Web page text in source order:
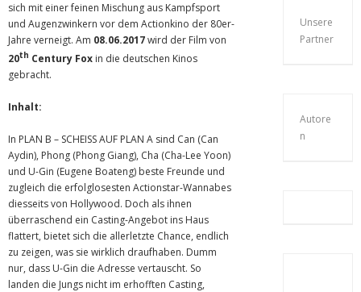
sich mit einer feinen Mischung aus Kampfsport
und Augenzwinkern vor dem Actionkino der 80er-
Jahre verneigt. Am 08.06.2017wird der Film von
20th Century Fox in die deutschen Kinos
gebracht.
Inhalt:
In PLAN B – SCHEISS AUF PLAN A sind Can (Can
Aydin), Phong (Phong Giang), Cha (Cha-Lee Yoon)
und U-Gin (Eugene Boateng) beste Freunde und
zugleich die erfolglosesten Actionstar-Wannabes
diesseits von Hollywood. Doch als ihnen
überraschend ein Casting-Angebot ins Haus
flattert, bietet sich die allerletzte Chance, endlich
zu zeigen, was sie wirklich draufhaben. Dumm
nur, dass U-Gin die Adresse vertauscht. So
landen die Jungs nicht im erhofften Casting,
Unsere
Partner
Autore
n